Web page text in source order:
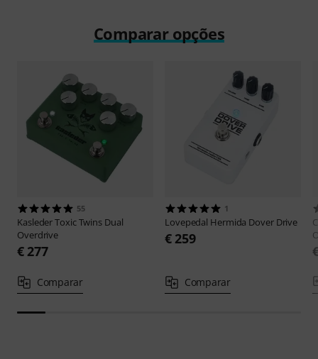
Comparar opções
55
KaslederToxic Twins Dual
Overdrive
€ 277
Comparar
1
Lovepedal Hermida Dover Drive
€ 259
Comparar